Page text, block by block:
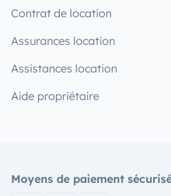
Contrat de location
Assurances location
Assistances location
Aide propriétaire
Moyens de paiement